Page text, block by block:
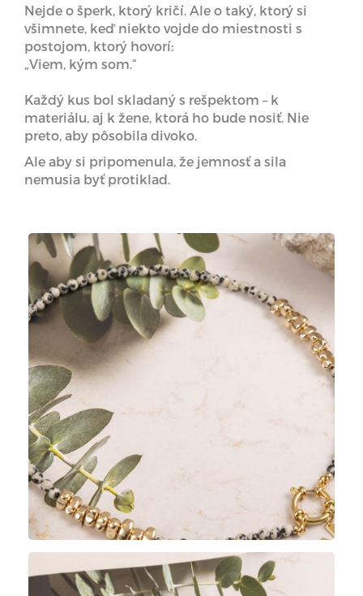
Nejde o šperk, ktorý kričí. Ale o taký, ktorý si
všimnete, keď niekto vojde do miestnosti s
postojom, ktorý hovorí:
„Viem, kým som.“
Každý kus bol skladaný s rešpektom – k
materiálu, aj k žene, ktorá ho bude nosiť. Nie
preto, aby pôsobila divoko.
Ale aby si pripomenula, že jemnosť a sila
nemusia byť protiklad.